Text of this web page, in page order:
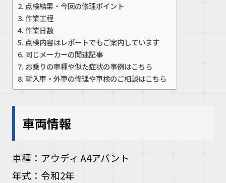
点検結果・今回の修理ポイント
作業工程
作業日数
点検内容はレポートでもご案内しています
同じメーカーの関連記事
お乗りの車種や似た症状の事例はこちら
輸入車・外車の修理や車検のご相談はこちら
車両情報
車種：アウディ A4アバント
年式：令和2年